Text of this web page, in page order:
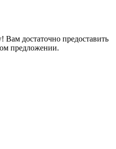
достаточно предоставить
предложении.